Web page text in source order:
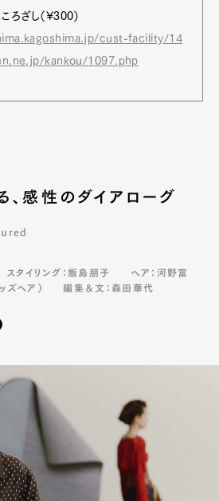
ろざし（¥300）
cust-facility/14
kankou/1097.php
、感性のダイアローグ
スタイリング：飯島朋子
ヘア：河野富
ズヘア） 編集＆文：森田華代